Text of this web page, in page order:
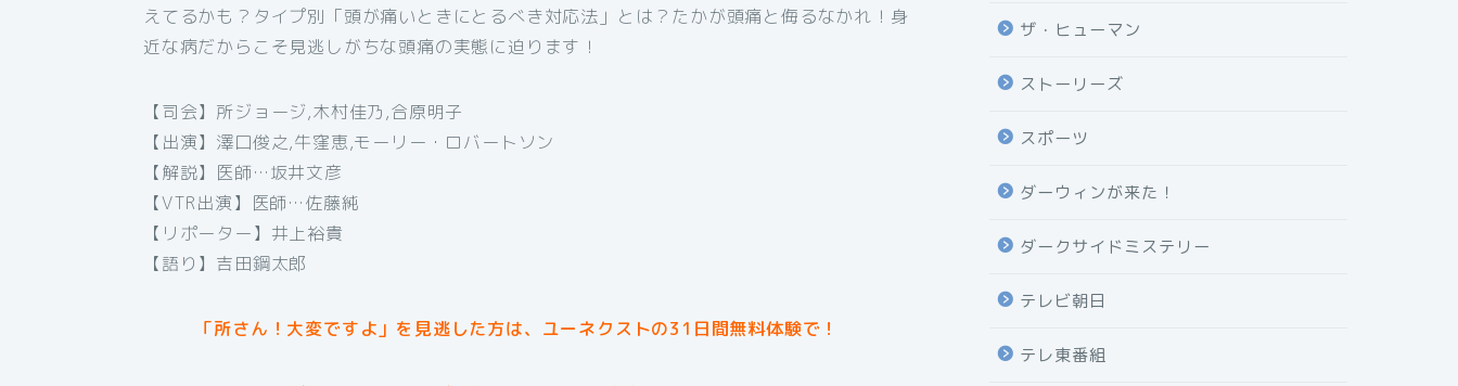
えてるかも？タイプ別「頭が痛いときにとるべき対応法」とは？たかが頭痛と侮るなかれ！身
近な病だからこそ見逃しがちな頭痛の実態に迫ります！
【司会】所ジョージ,木村佳乃,合原明子
【出演】澤口俊之,牛窪恵,モーリー・ロバートソン
【解説】医師…坂井文彦
【VTR出演】医師…佐藤純
【リポーター】井上裕貴
【語り】吉田鋼太郎
「所さん！大変ですよ」を見逃した方は、ユーネクストの31日間無料体験で！
ザ・ヒューマン
ストーリーズ
スポーツ
ダーウィンが来た！
ダークサイドミステリー
テレビ朝日
テレ東番組